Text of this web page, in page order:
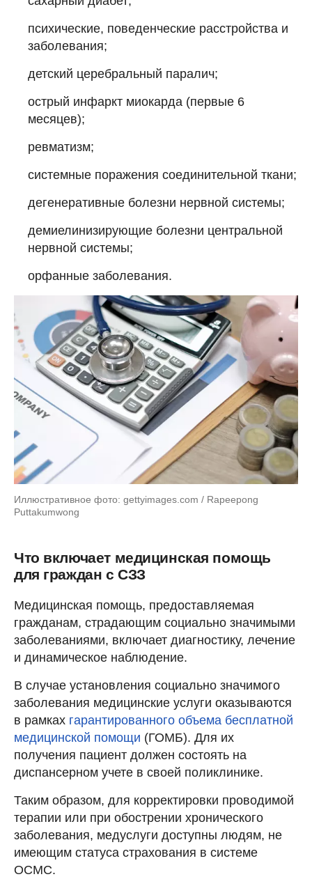
психические, поведенческие расстройства и
заболевания;
детский церебральный паралич;
острый инфаркт миокарда (первые 6
месяцев);
ревматизм;
системные поражения соединительной ткани;
дегенеративные болезни нервной системы;
демиелинизирующие болезни центральной
нервной системы;
орфанные заболевания.
Иллюстративное фото: gettyimages.com / Rapeepong
Puttakumwong
Что включает медицинская помощь
для граждан с СЗЗ
Медицинская помощь, предоставляемая
гражданам, страдающим социально значимыми
заболеваниями, включает диагностику, лечение
и динамическое наблюдение.
В случае установления социально значимого
заболевания медицинские услуги оказываются
в рамках гарантированного объема бесплатной
медицинской помощи (ГОМБ). Для их
получения пациент должен состоять на
диспансерном учете в своей поликлинике.
Таким образом, для корректировки проводимой
терапии или при обострении хронического
заболевания, медуслуги доступны людям, не
имеющим статуса страхования в системе
ОСМС.